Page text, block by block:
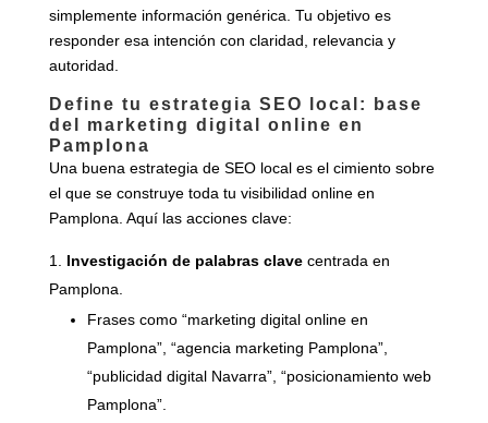
simplemente información genérica. Tu objetivo es
responder esa intención con claridad, relevancia y
autoridad.
Define tu estrategia SEO local: base
del marketing digital online en
Pamplona
Una buena estrategia de SEO local es el cimiento sobre
el que se construye toda tu visibilidad online en
Pamplona. Aquí las acciones clave:
Investigación de palabras clavecentrada en
Pamplona.
Frases como “marketing digital online en
Pamplona”, “agencia marketing Pamplona”,
“publicidad digital Navarra”, “posicionamiento web
Pamplona”.